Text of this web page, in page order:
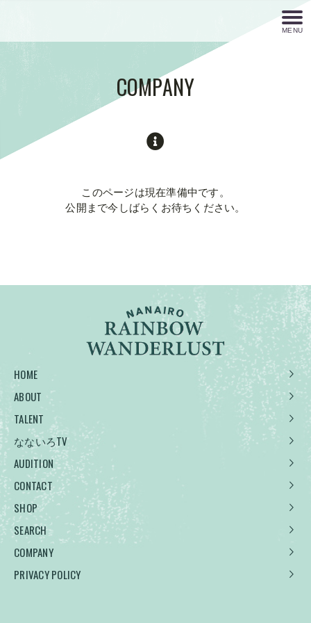
MENU
COMPANY
このページは現在準備中です。
公開まで今しばらくお待ちください。
HOME
ABOUT
TALENT
なないろTV
AUDITION
CONTACT
SHOP
SEARCH
COMPANY
PRIVACY POLICY